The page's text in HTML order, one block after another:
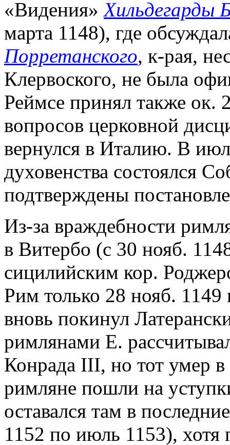
«Видения»Хильдегарды
марта 1148), где
Порретанского, к-рая,
Клервоcкого, не была
Реймсе принял также ок.
вопросов церковной
вернулся в Италию. В
духовенства состоялся
подтверждены
Из-за враждебности
в Витербо (с 30 нояб.
сицилийским кор.
Рим только 28 нояб.
вновь покинул
римлянами Е.
Конрада III, но тот умер в
римляне пошли на
оставался там в
1152 по июль 1153), хотя